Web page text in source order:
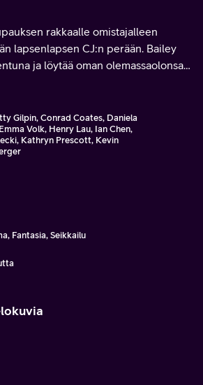
rakkaalle omistajalleen
lapsenlapsen CJ:n perään. Bailey
ja löytää oman olemassaolonsa
Gilpin, Conrad Coates, Daniela
Volk, Henry Lau, Ian Chen,
Kathryn Prescott, Kevin
Fantasia, Seikkailu